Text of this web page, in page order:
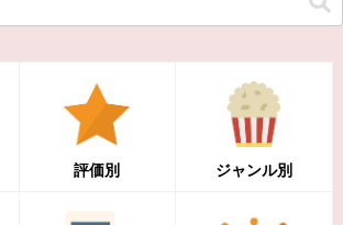
評価別 ジャンル別